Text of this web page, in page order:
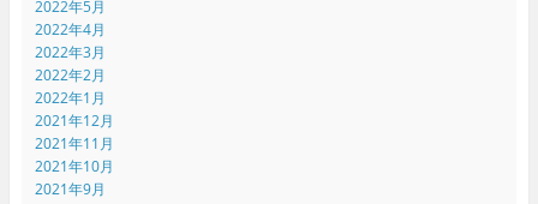
2022年5月
2022年4月
2022年3月
2022年2月
2022年1月
2021年12月
2021年11月
2021年10月
2021年9月